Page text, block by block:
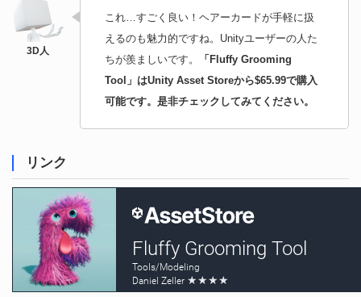
これ…すごく良い！ヘアーカードが手軽に扱
えるのも魅力的ですね。Unityユーザーの人た
ちが羨ましいです。
「Fluffy Grooming
Tool」はUnity Asset Storeから$65.99で購入
可能です。是非チェックしてみてください。
リンク